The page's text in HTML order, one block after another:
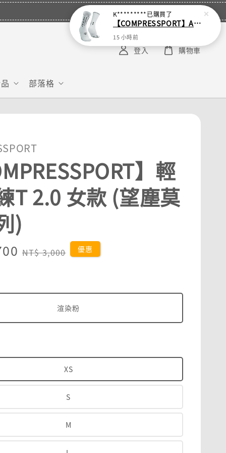
部落格
登入 購物車
】輕
T 2.0 女款 (望塵莫
)
Regular
NT$ 3,000 優惠
渲染粉
XS
S
M
K*********已購買了
【COMPRESSPORT】Aero空力襪 2.0
15 小時前